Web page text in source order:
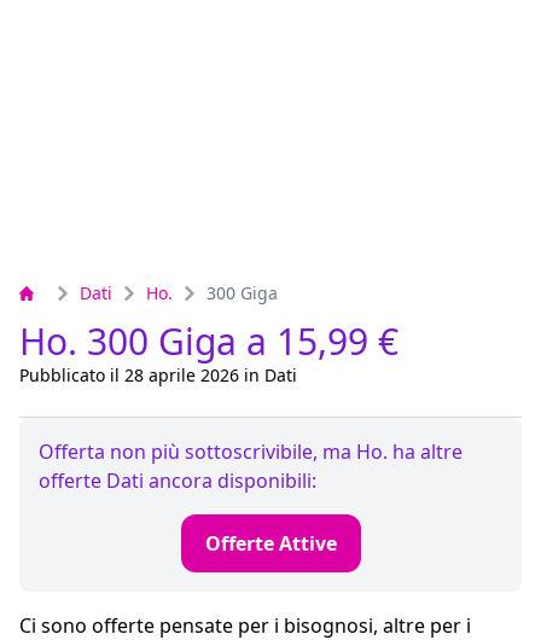
Dati Ho. 300 Giga
Ho. 300 Giga a 15,99 €
Pubblicato il 28 aprile 2026 in Dati
Offerta non più sottoscrivibile, ma Ho. ha altre
offerte Dati ancora disponibili:
Offerte Attive
Ci sono offerte pensate per i bisognosi, altre per i